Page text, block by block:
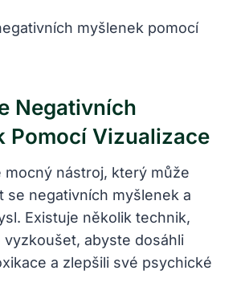
Negativních
Pomocí Vizualizace
mocný nástroj, který může
se negativních myšlenek a
Existuje několik technik,
abyste dosáhli
a zlepšili své psychické